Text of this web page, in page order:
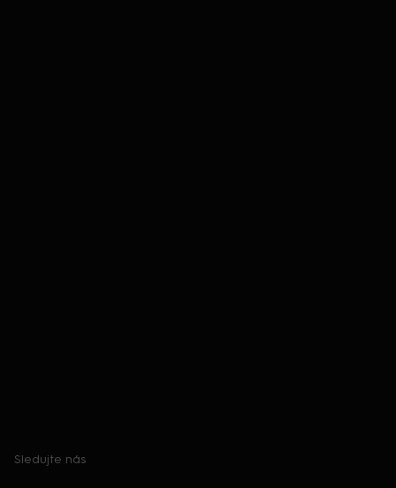
Sledujte nás